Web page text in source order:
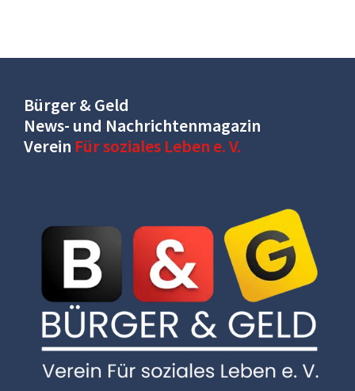
Bürger & Geld
News- und Nachrichtenmagazin
Verein Für soziales Leben e. V.